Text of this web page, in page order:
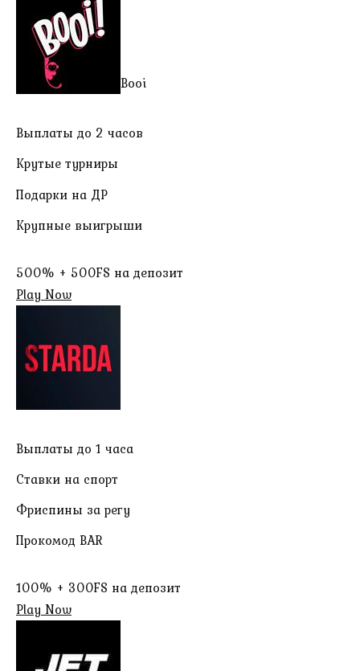
Booi
Выплаты до 2 часов
Крутые турниры
Подарки на ДР
Крупные выигрыши
500% + 500FS на депозит
Play Now
Выплаты до 1 часа
Ставки на спорт
Фриспины за регу
Прокомод BAR
100% + 300FS на депозит
Play Now